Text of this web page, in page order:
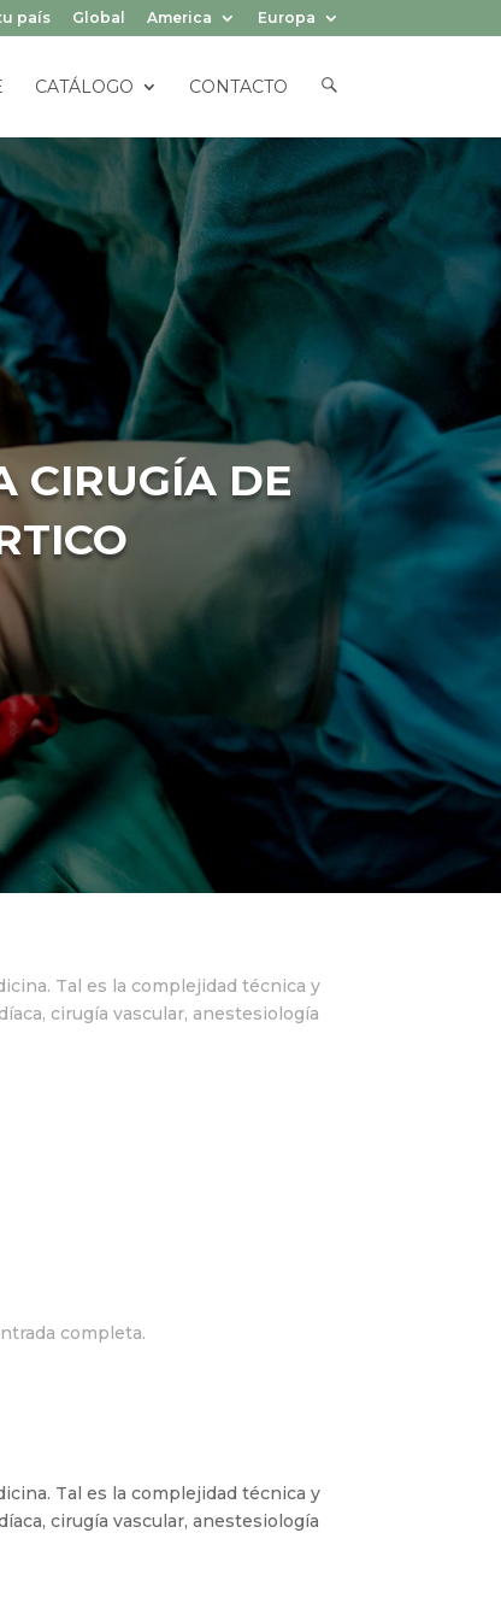
país Global America Europa
CATÁLOGO CONTACTO
M
N
D
E
L
M
E
CIRUGÍA DE
Tal es la complejidad técnica y
cirugía vascular, anestesiología
completa.
Tal es la complejidad técnica y
cirugía vascular, anestesiología